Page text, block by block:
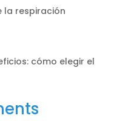
la respiración
cómo elegir el